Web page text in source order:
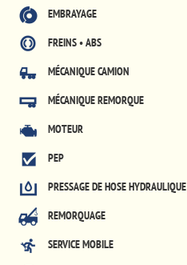
EMBRAYAGE
FREINS • ABS
MÉCANIQUE CAMION
MÉCANIQUE REMORQUE
MOTEUR
PEP
PRESSAGE DE HOSE HYDRAULIQUE
REMORQUAGE
SERVICE MOBILE